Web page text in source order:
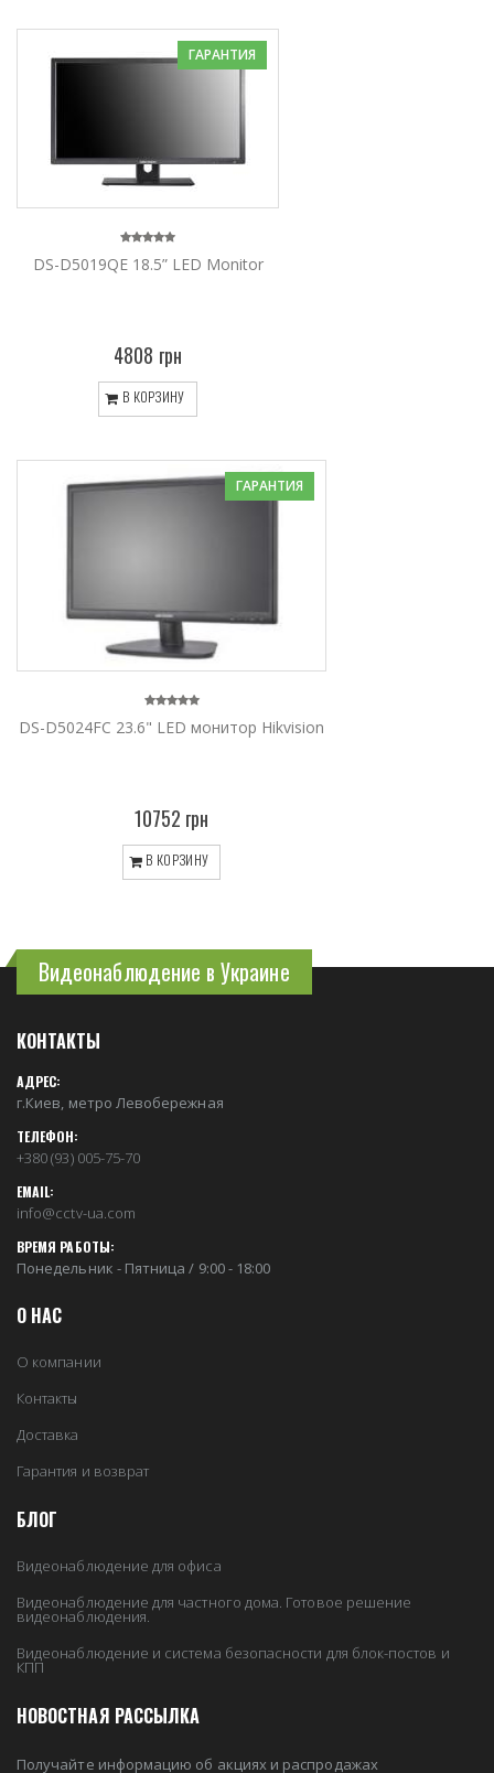
ГАРАНТИЯ
DS-D5019QE 18.5” LED Monitor
4808 грн
В КОРЗИНУ
ГАРАНТИЯ
DS-D5024FC 23.6" LED монитор Hikvision
10752 грн
В КОРЗИНУ
Видеонаблюдение в Украине
КОНТАКТЫ
АДРЕС:
г.Киев, метро Левобережная
ТЕЛЕФОН:
+380 (93) 005-75-70
EMAIL:
info@cctv-ua.com
ВРЕМЯ РАБОТЫ:
Понедельник - Пятница / 9:00 - 18:00
О НАС
О компании
Контакты
Доставка
Гарантия и возврат
БЛОГ
Видеонаблюдение для офиса
Видеонаблюдение для частного дома. Готовое решение
видеонаблюдения.
Видеонаблюдение и система безопасности для блок-постов и
КПП
НОВОСТНАЯ РАССЫЛКА
Получайте информацию об акциях и распродажах